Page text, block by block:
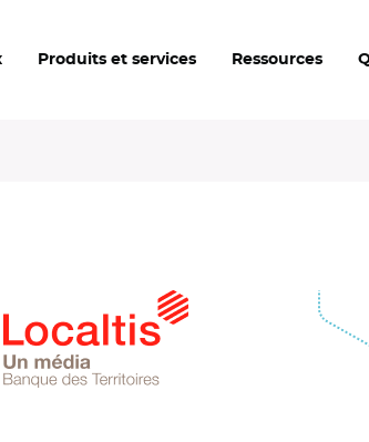
Produits et services Ressources